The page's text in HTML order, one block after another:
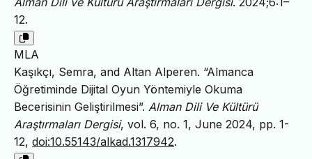
12.
MLA
Kaşıkçı, Semra, and Altan Alperen. “Almanca
Öğretiminde Dijital Oyun Yöntemiyle Okuma
Becerisinin Geliştirilmesi”. Alman Dili Ve Kültürü
Araştırmaları Dergisi, vol. 6, no. 1, June 2024, pp. 1-
12, doi:10.55143/alkad.1317942.